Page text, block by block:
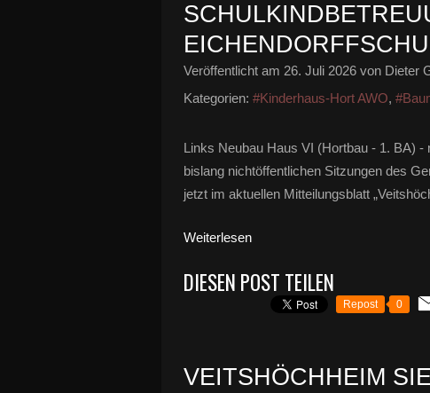
Veröffentlicht am 26. Juli 2026 von Dieter
Kategorien: #Kinderhaus-Hort AWO,
Links Neubau Haus VI (Hortbau - 1. BA)
bislang nichtöffentlichen Sitzungen des
jetzt im aktuellen Mitteilungsblatt
Weiterlesen
DIESEN POST TEILEN
Repost 0
VEITSHÖCHHEIM